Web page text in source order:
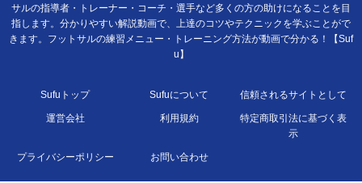
サルの指導者・トレーナー・コーチ・選手など多くの方の助けになることを目
指します。分かりやすい解説動画で、上達のコツやテクニックを学ぶことがで
きます。フットサルの練習メニュー・トレーニング方法が動画で分かる！【Suf
u】
Sufuトップ Sufuについて 信頼されるサイトとして
運営会社 利用規約
特定商取引法に基づく表
示
プライバシーポリシー お問い合わせ